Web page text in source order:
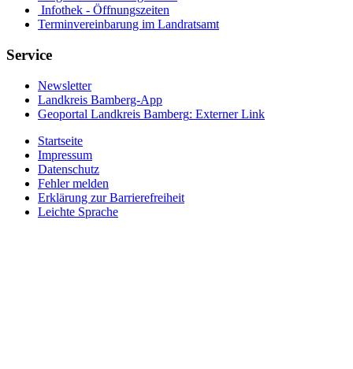
Infothek - Öffnungszeiten
Terminvereinbarung im Landratsamt
Service
Newsletter
Landkreis Bamberg-App
Geoportal Landkreis Bamberg: Externer Link
Startseite
Impressum
Datenschutz
Fehler melden
Erklärung zur Barrierefreiheit
Leichte Sprache